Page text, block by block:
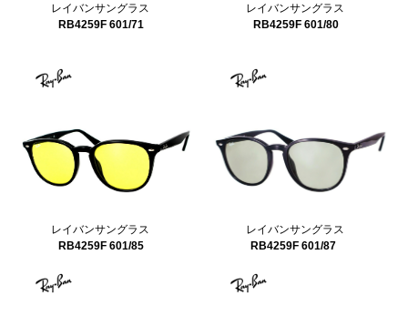
レイバンサングラス
RB4259F 601/71
レイバンサングラス
RB4259F 601/80
レイバンサングラス
RB4259F 601/85
レイバンサングラス
RB4259F 601/87